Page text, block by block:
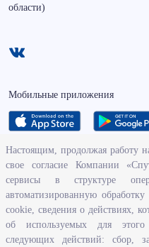
области)
Мобильные приложения
Исполнение бюджетных средств
Человеческий потенциал
Информационная безопасность
Настоящим, продолжая работу
свое согласие Компании
сервисы в структуре
автоматизированную
cookie, сведения о действиях,
об используемых для этого
следующих действий: сбор,